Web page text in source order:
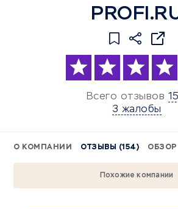
Всего отзывов
3 жалобы
О КОМПАНИИ ОТЗЫВЫ (154) ОБЗОР
Похожие компании